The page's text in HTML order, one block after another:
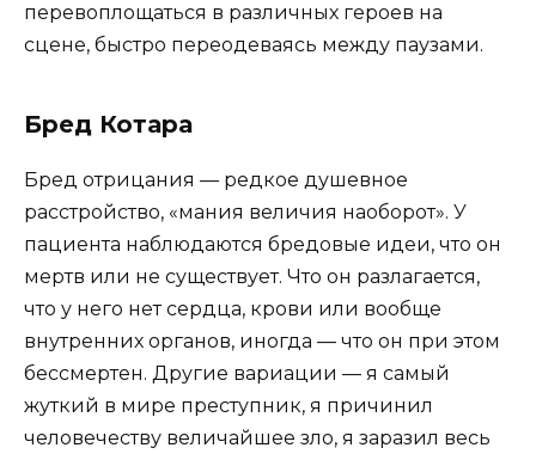
перевоплощаться в различных героев на
сцене, быстро переодеваясь между паузами.
Бред Котара
Бред отрицания — редкое душевное
расстройство, «мания величия наоборот». У
пациента наблюдаются бредовые идеи, что он
мертв или не существует. Что он разлагается,
что у него нет сердца, крови или вообще
внутренних органов, иногда — что он при этом
бессмертен. Другие вариации — я самый
жуткий в мире преступник, я причинил
человечеству величайшее зло, я заразил весь